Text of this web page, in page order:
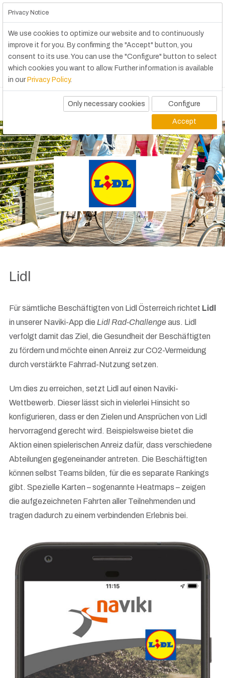
Lidl
Für sämtliche Beschäftigten von Lidl Österreich richtet Lidl
in unserer Naviki-App die Lidl Rad-Challengeaus. Lidl
verfolgt damit das Ziel, die Gesundheit der Beschäftigten
zu fördern und möchte einen Anreiz zur CO2-Vermeidung
durch verstärkte Fahrrad-Nutzung setzen.
Um dies zu erreichen, setzt Lidl auf einen Naviki-
Wettbewerb. Dieser lässt sich in vielerlei Hinsicht so
konfigurieren, dass er den Zielen und Ansprüchen von Lidl
hervorragend gerecht wird. Beispielsweise bietet die
Aktion einen spielerischen Anreiz dafür, dass verschiedene
Abteilungen gegeneinander antreten. Die Beschäftigten
können selbst Teams bilden, für die es separate Rankings
gibt. Spezielle Karten – sogenannte Heatmaps – zeigen
die aufgezeichneten Fahrten aller Teilnehmenden und
tragen dadurch zu einem verbindenden Erlebnis bei.
Privacy Notice
We use cookies to optimize our website and to continuously
improve it for you. By confirming the "Accept" button, you
consent to its use. You can use the "Configure" button to select
which cookies you want to allow. Further information is available
in our Privacy Policy.
Only necessary cookies Configure
Accept